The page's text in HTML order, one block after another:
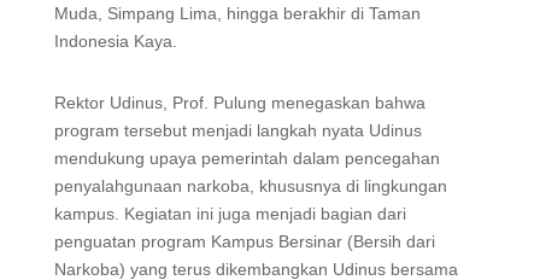
Muda, Simpang Lima, hingga berakhir di Taman
Indonesia Kaya.
Rektor Udinus, Prof. Pulung menegaskan bahwa
program tersebut menjadi langkah nyata Udinus
mendukung upaya pemerintah dalam pencegahan
penyalahgunaan narkoba, khususnya di lingkungan
kampus. Kegiatan ini juga menjadi bagian dari
penguatan program Kampus Bersinar (Bersih dari
Narkoba) yang terus dikembangkan Udinus bersama